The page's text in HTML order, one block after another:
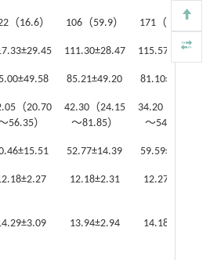
（16.6） 106（59.9） 171（45.4）
111.30±28.47 115.57±28.29
85.21±49.20 81.10±44.28
（20.70
56.35）
42.30（24.15
～81.85）
34.20（21.50
～54.90）
52.77±14.39 59.59±13.63
12.18±2.31 12.27±2.33
13.94±2.94 14.18±3.09